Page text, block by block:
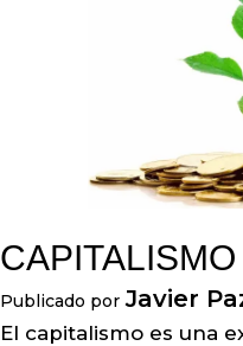
Publicado por Javier
El capitalismo es una